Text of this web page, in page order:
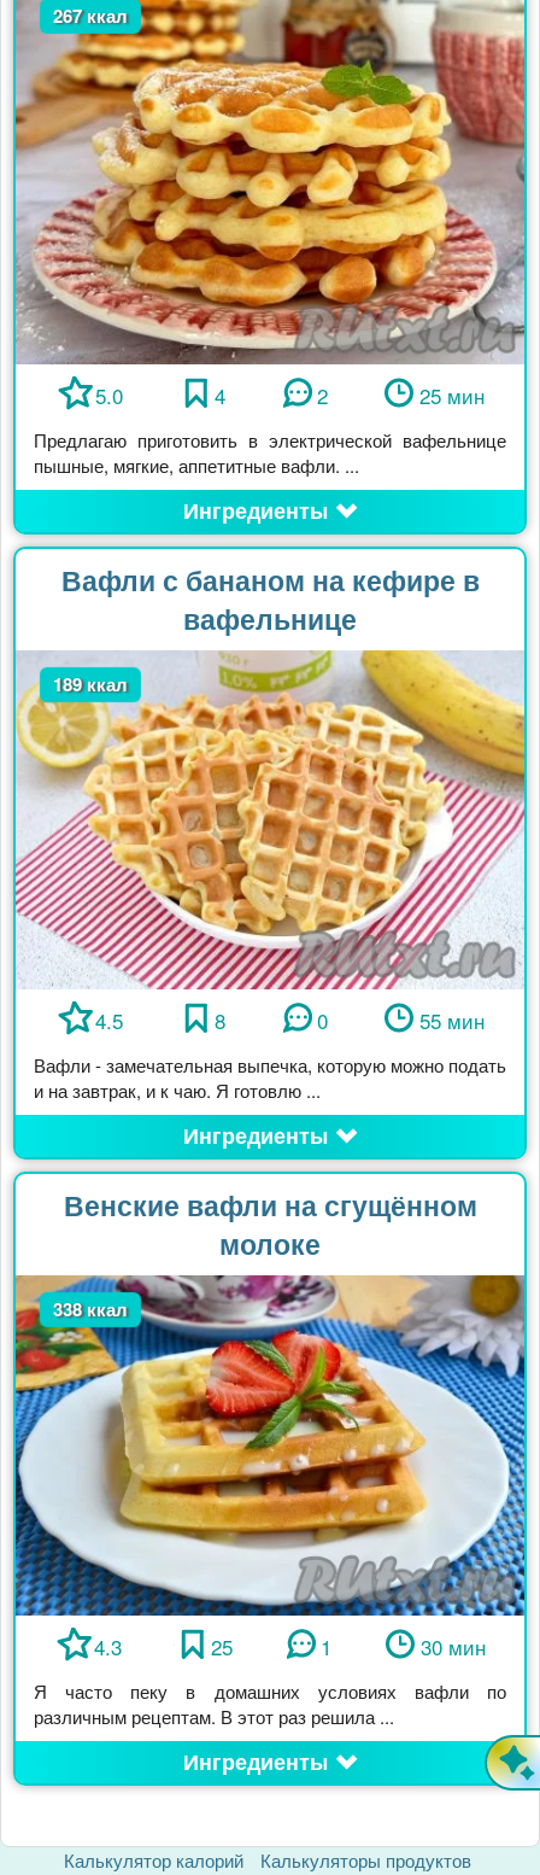
267 ккал
5.0 4 2 25 мин
Предлагаю приготовить в электрической вафельнице
пышные, мягкие, аппетитные вафли. ...
Ингредиенты
Вафли с бананом на кефире в
вафельнице
189 ккал
4.5 8 0 55 мин
Вафли - замечательная выпечка, которую можно подать
и на завтрак, и к чаю. Я готовлю ...
Ингредиенты
Венские вафли на сгущённом
молоке
338 ккал
4.3 25 1 30 мин
Я часто пеку в домашних условиях вафли по
различным рецептам. В этот раз решила ...
Ингредиенты
Калькулятор калорий Калькуляторы продуктов